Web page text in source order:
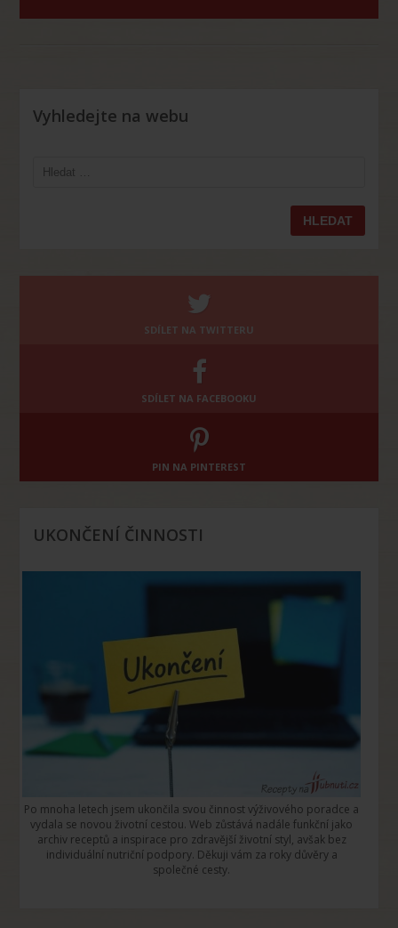
Vyhledejte na webu
Vyhledávání
SDÍLET NA TWITTERU
SDÍLET NA FACEBOOKU
PIN NA PINTEREST
UKONČENÍ ČINNOSTI
Po mnoha letech jsem ukončila svou činnost výživového poradce a
vydala se novou životní cestou. Web zůstává nadále funkční jako
archiv receptů a inspirace pro zdravější životní styl, avšak bez
individuální nutriční podpory. Děkuji vám za roky důvěry a
společné cesty.